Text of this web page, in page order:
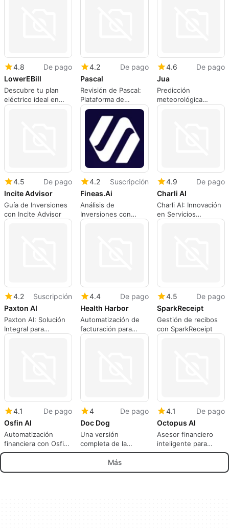
4.8
De pago
LowerEBill
Descubre tu plan
eléctrico ideal en
Texas
4.2
De pago
Pascal
Revisión de Pascal:
Plataforma de
Cumplimiento
Eficiente
4.6
De pago
Jua
Predicción
meteorológica
avanzada para
4.5
De pago
Incite Advisor
Guía de Inversiones
con Incite Advisor
4.2
Suscripción
Fineas.Ai
Análisis de
Inversiones con
Fineas.Ai
4.9
De pago
Charli AI
Charli AI: Innovación
en Servicios
Financieros
4.2
Suscripción
Paxton AI
Paxton AI: Solución
Integral para
Cumplimiento
4.4
De pago
Health Harbor
Automatización de
facturación para
prácticas médicas
4.5
De pago
SparkReceipt
Gestión de recibos
con SparkReceipt
4.1
De pago
Osfin AI
Automatización
financiera con Osfin
AI
4
De pago
Doc Dog
Una versión
completa de la
aplicación para
aplicaciones web,
por intelgic.
4.1
De pago
Octopus AI
Asesor financiero
inteligente para
empresas
Más